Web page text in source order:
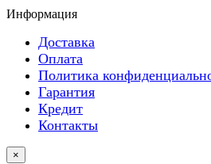
Информация
Доставка
Оплата
Политика
Гарантия
Кредит
Контакты
×